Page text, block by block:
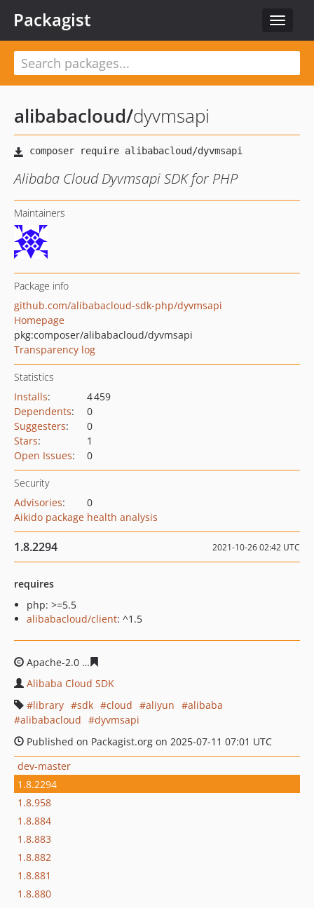
Toggle
Packagist
alibabacloud/dyvmsapi
Alibaba Cloud Dyvmsapi SDK for PHP
Maintainers
Package info
github.com/alibabacloud-sdk-php/dyvmsapi
Homepage
pkg:composer/alibabacloud/dyvmsapi
Transparency log
Statistics
Installs:
4 459
Dependents:
0
Suggesters:
0
Stars:
1
Open Issues: 0
Security
Advisories:
0
Aikido package health analysis
1.8.2294 2021-10-26 02:42 UTC
requires
php: >=5.5
alibabacloud/client: ^1.5
Apache-2.0
Alibaba Cloud SDK
library
sdk cloud aliyun
alibaba
alibabacloud
dyvmsapi
Published on Packagist.org on 2025-07-11 07:01 UTC
dev-master
1.8.2294
1.8.958
1.8.884
1.8.883
1.8.882
1.8.881
1.8.880